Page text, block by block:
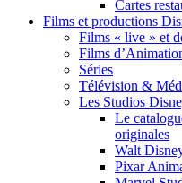
Cartes
Films et productions
Films « live » et
Films
Séries
Télévision &
Les Studios
Le
originales
Walt
Pixar